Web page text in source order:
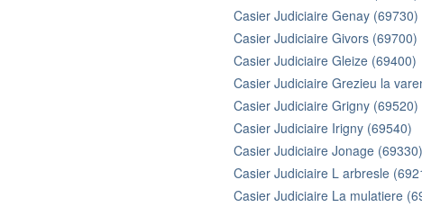
Casier Judiciaire Genay (69730)
Casier Judiciaire Givors (69700)
Casier Judiciaire Gleize (69400)
Casier Judiciaire Grezieu la
Casier Judiciaire Grigny (69520)
Casier Judiciaire Irigny (69540)
Casier Judiciaire Jonage (69330)
Casier Judiciaire L arbresle
Casier Judiciaire La mulatiere